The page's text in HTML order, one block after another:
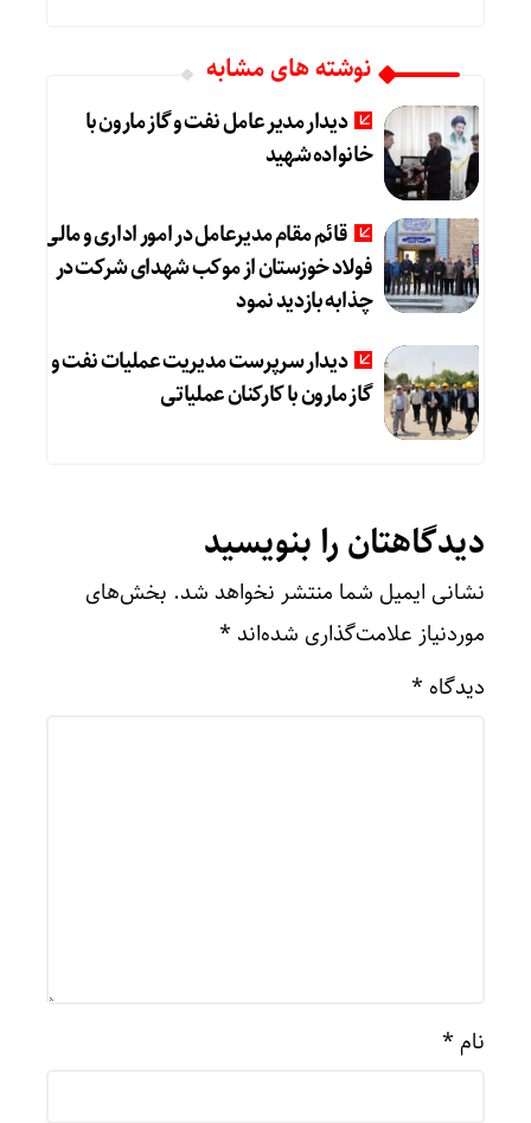
نوشته های مشابه
دیدار مدیر عامل نفت و گاز مارون با
خانواده شهید
قائم مقام مدیرعامل در امور اداری و مالی
فولاد خوزستان از موکب شهدای شرکت در
چذابه بازدید نمود
دیدار سرپرست مدیریت عملیات نفت و
گاز مارون با کارکنان عملیاتی
دیدگاهتان را بنویسید
نشانی ایمیل شما منتشر نخواهد شد. بخش‌های
موردنیاز علامت‌گذاری شده‌اند *
دیدگاه *
نام *